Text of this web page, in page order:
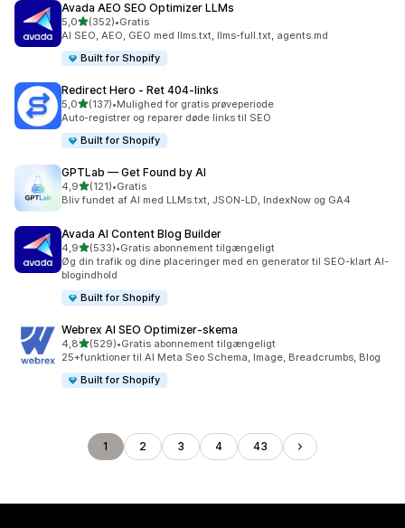
Avada AEO SEO Optimizer LLMs
5,0ud af 5 stjerner
(352)
352 anmeldelser i alt
•Gratis
AI SEO, AEO, GEO med llms.txt, llms-full.txt, agents.md
Built for Shopify
Redirect Hero ‑ Ret 404‑links
5,0ud af 5 stjerner
(137)
137 anmeldelser i alt
•Mulighed for gratis prøveperiode
Auto-registrer og reparer døde links til SEO
Built for Shopify
GPTLab — Get Found by AI
4,9ud af 5 stjerner
(121)
121 anmeldelser i alt
•Gratis
Bliv fundet af AI med LLMs.txt, JSON-LD, IndexNow og GA4
Avada AI Content Blog Builder
4,9ud af 5 stjerner
(533)
533 anmeldelser i alt
•Gratis abonnement tilgængeligt
Øg din trafik og dine placeringer med en generator til SEO-klart AI-
blogindhold
Built for Shopify
Webrex AI SEO Optimizer‑skema
4,8ud af 5 stjerner
(529)
529 anmeldelser i alt
•Gratis abonnement tilgængeligt
25+funktioner til AI Meta Seo Schema, Image, Breadcrumbs, Blog
Built for Shopify
1 2 3 4 43